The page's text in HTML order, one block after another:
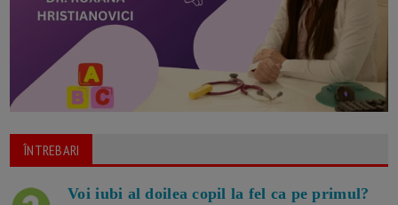
ÎNTREBARI
Voi iubi al doilea copil la fel ca pe primul?